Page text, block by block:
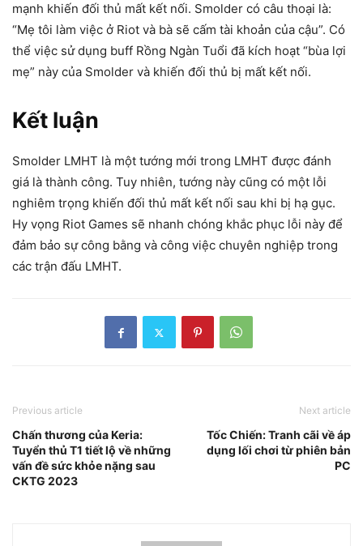
mạnh khiến đối thủ mất kết nối. Smolder có câu thoại là:
“Mẹ tôi làm việc ở Riot và bà sẽ cấm tài khoản của cậu”. Có
thể việc sử dụng buff Rồng Ngàn Tuổi đã kích hoạt “bùa lợi
mẹ” này của Smolder và khiến đối thủ bị mất kết nối.
Kết luận
Smolder LMHT là một tướng mới trong LMHT được đánh
giá là thành công. Tuy nhiên, tướng này cũng có một lỗi
nghiêm trọng khiến đối thủ mất kết nối sau khi bị hạ gục.
Hy vọng Riot Games sẽ nhanh chóng khắc phục lỗi này để
đảm bảo sự công bằng và công việc chuyên nghiệp trong
các trận đấu LMHT.
Previous article
Chấn thương của Keria:
Tuyển thủ T1 tiết lộ về những
vấn đề sức khỏe nặng sau
CKTG 2023
Next article
Tốc Chiến: Tranh cãi về áp
dụng lối chơi từ phiên bản
PC